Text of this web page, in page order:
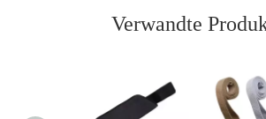
Verwandte